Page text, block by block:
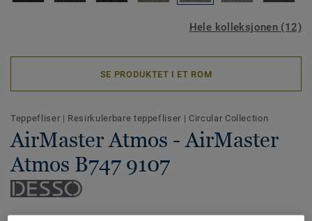
Hele kolleksjonen (12)
SE PRODUKTET I ET ROM
Teppefliser | Resirkulerbare teppefliser | Circular Collection
AirMaster Atmos - AirMaster
Atmos B747 9107